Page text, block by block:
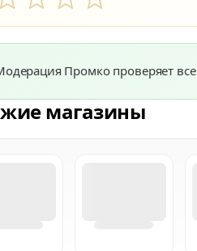
Промко проверяет
магазины